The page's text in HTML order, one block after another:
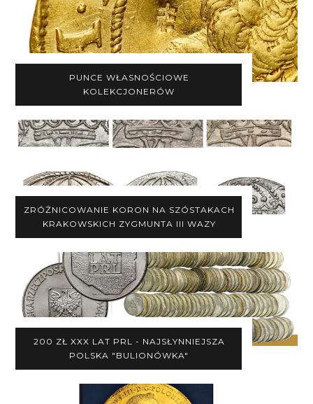
PUNCE WŁASNOŚCIOWE
KOLEKCJONERÓW
ZRÓŻNICOWANIE KORON NA SZÓSTAKACH
KRAKOWSKICH ZYGMUNTA III WAZY
200 ZŁ XXX LAT PRL - NAJSŁYNNIEJSZA
POLSKA "BULIONÓWKA"